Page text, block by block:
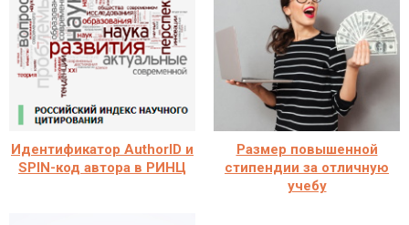
Идентификатор AuthorID и
SPIN-код автора в РИНЦ
Размер повышенной
стипендии за отличную
учебу